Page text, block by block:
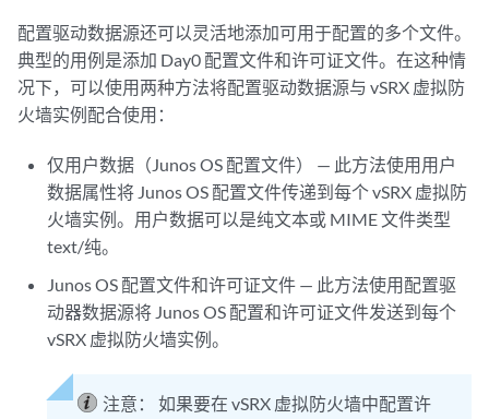
配置驱动数据源还可以灵活地添加可用于配置的多个文件。
典型的用例是添加 Day0 配置文件和许可证文件。在这种情
况下，可以使用两种方法将配置驱动数据源与 vSRX 虚拟防
火墙实例配合使用：
仅用户数据（Junos OS 配置文件） — 此方法使用用户
数据属性将 Junos OS 配置文件传递到每个 vSRX 虚拟防
火墙实例。用户数据可以是纯文本或 MIME 文件类型
text/纯。
Junos OS 配置文件和许可证文件 — 此方法使用配置驱
动器数据源将 Junos OS 配置和许可证文件发送到每个
vSRX 虚拟防火墙实例。
注意：
如果要在 vSRX 虚拟防火墙中配置许